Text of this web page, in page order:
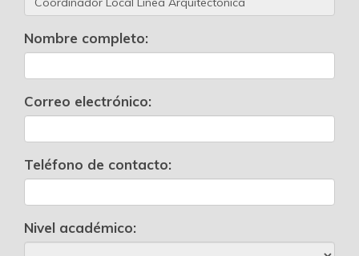
Nombre completo:
Correo electrónico:
Teléfono de contacto:
Nivel académico: